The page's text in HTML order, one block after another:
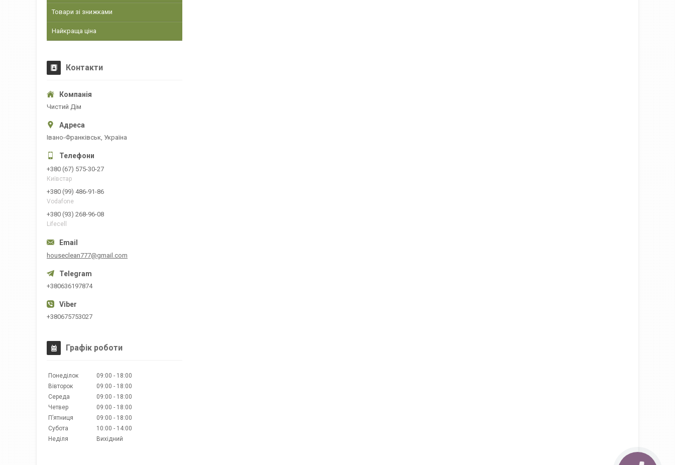
Товари зі знижками
Найкраща ціна
Контакти
Чистий Дім
Івано-Франківськ, Україна
+380 (67) 575-30-27
Київстар
+380 (99) 486-91-86
Vodafone
+380 (93) 268-96-08
Lifecell
houseclean777@gmail.com
+380636197874
+380675753027
Графік роботи
Понеділок 09:00
18:00
Вівторок
09:00
18:00
Середа
09:00
18:00
Четвер
09:00
18:00
Пʼятниця
09:00
18:00
Субота
10:00
14:00
Неділя
Вихідний